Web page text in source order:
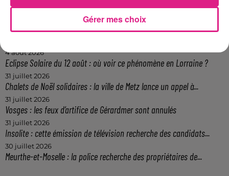
4 août 2026
Officiel : Gauthier Hein quitte le FC Metz pour l'OGC Nice
4 août 2026
4 août 2026
Eclipse Solaire du 12 août : où voir ce phénomène en Lorraine ?
31 juillet 2026
Chalets de Noël solidaires : la ville de Metz lance un appel à...
31 juillet 2026
Vosges : les feux d’artifice de Gérardmer sont annulés
31 juillet 2026
Insolite : cette émission de télévision recherche des candidats...
30 juillet 2026
Meurthe-et-Moselle : la police recherche des propriétaires de...
Gérer mes choix